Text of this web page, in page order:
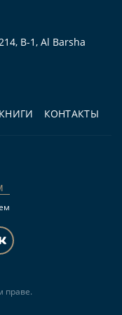
терраса,
Dubai Hills
с передачей
от Emaar в
выхода из
КНИГИ КОНТАКТЫ
B-1, Al Barsha
праве.